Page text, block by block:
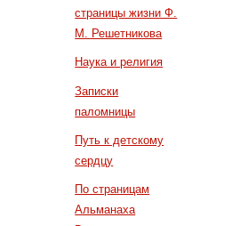
страницы жизни Ф.
М. Решетникова
Наука и религия
Записки
паломницы
Путь к детскому
сердцу
По страницам
Альманаха